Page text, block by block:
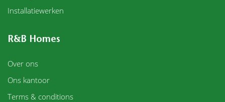
Installatiewerken
R&B Homes
Over ons
Ons kantoor
Terms & conditions